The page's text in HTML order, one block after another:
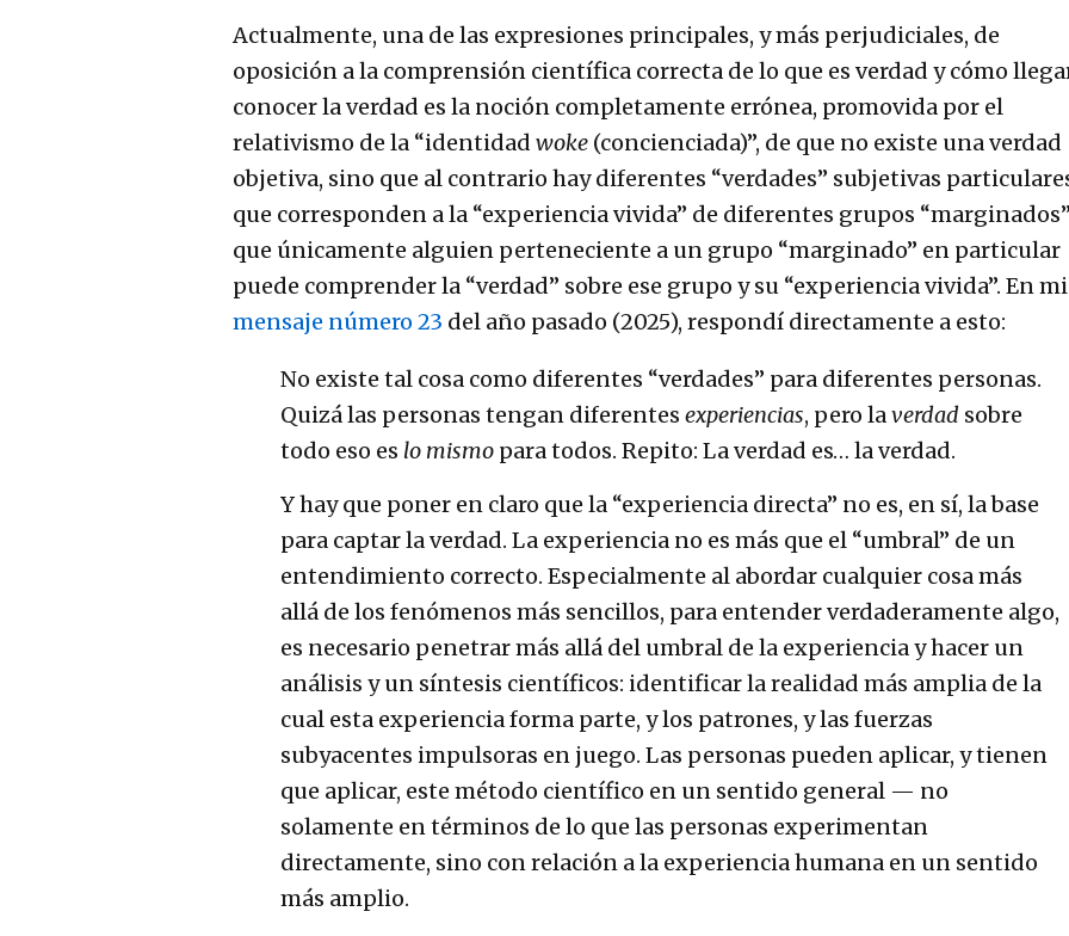
Actualmente, una de las expresiones principales, y más perjudiciales, de
oposición a la comprensión científica correcta de lo que es verdad y cómo
conocer la verdad es la noción completamente errónea, promovida por el
relativismo de la “identidad woke (concienciada)”, de que no existe una verdad
objetiva, sino que al contrario hay diferentes “verdades” subjetivas
que corresponden a la “experiencia vivida” de diferentes grupos
que únicamente alguien perteneciente a un grupo “marginado” en particular
puede comprender la “verdad” sobre ese grupo y su “experiencia vivida”. En mi
mensaje número 23 del año pasado (2025), respondí directamente a esto:
No existe tal cosa como diferentes “verdades” para diferentes personas.
Quizá las personas tengan diferentes experiencias, pero laverdad sobre
todo eso es lo mismo para todos. Repito: La verdad es… la verdad.
Y hay que poner en claro que la “experiencia directa” no es, en sí, la base
para captar la verdad. La experiencia no es más que el “umbral” de un
entendimiento correcto. Especialmente al abordar cualquier cosa más
allá de los fenómenos más sencillos, para entender verdaderamente algo,
es necesario penetrar más allá del umbral de la experiencia y hacer un
análisis y un síntesis científicos: identificar la realidad más amplia de la
cual esta experiencia forma parte, y los patrones, y las fuerzas
subyacentes impulsoras en juego. Las personas pueden aplicar, y tienen
que aplicar, este método científico en un sentido general — no
solamente en términos de lo que las personas experimentan
directamente, sino con relación a la experiencia humana en un sentido
más amplio.